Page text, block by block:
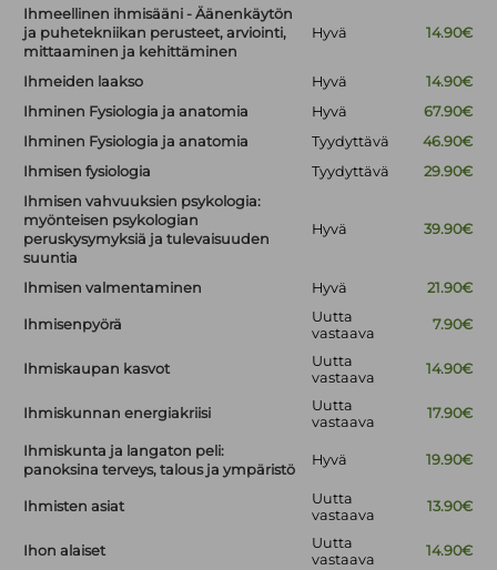
Ihmeellinen ihmisääni - Äänenkäytön
ja puhetekniikan perusteet, arviointi,
mittaaminen ja kehittäminen
Hyvä 14.90€
Ihmeiden laakso Hyvä
14.90€
Ihminen Fysiologia ja anatomia
Hyvä
67.90€
Ihminen Fysiologia ja anatomia
Tyydyttävä
46.90€
Ihmisen fysiologia
Tyydyttävä
29.90€
Ihmisen vahvuuksien psykologia:
myönteisen psykologian
peruskysymyksiä ja tulevaisuuden
suuntia
Hyvä 39.90€
Ihmisen valmentaminen Hyvä 21.90€
Ihmisenpyörä
Uutta
vastaava
7.90€
Ihmiskaupan kasvot
Uutta
vastaava
14.90€
Ihmiskunnan energiakriisi
Uutta
vastaava
17.90€
Ihmiskunta ja langaton peli:
panoksina terveys, talous ja ympäristö
Hyvä 19.90€
Ihmisten asiat
Uutta
vastaava
13.90€
Ihon alaiset
Uutta
vastaava
14.90€